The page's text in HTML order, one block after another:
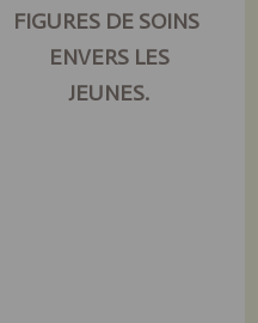
FIGURES DE SOINS
ENVERS LES
JEUNES.